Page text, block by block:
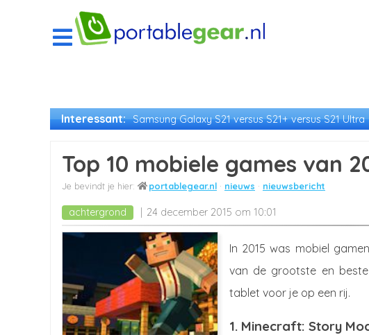
Interessant: Samsung Galaxy S21 versus S21+ versus S21 Ultra
Top 10 mobiele games van
portablegear.nl nieuws nieuwsbericht
achtergrond 24 december 2015 om 10:01
In 2015 was mobiel
van de grootste en
tablet voor je op een rij.
1. Minecraft: Story